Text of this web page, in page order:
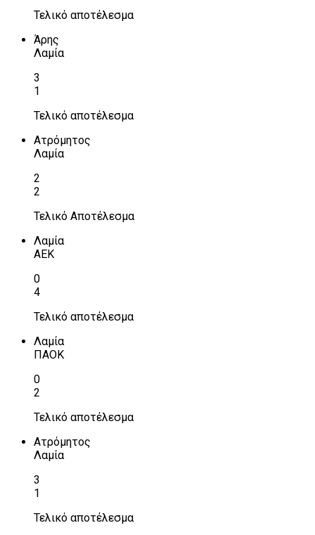
Τελικό αποτέλεσμα
Άρης
Λαμία
3
1
Τελικό αποτέλεσμα
Ατρόμητος
Λαμία
2
2
Τελικό Αποτέλεσμα
Λαμία
ΑΕΚ
0
4
Τελικό αποτέλεσμα
Λαμία
ΠΑΟΚ
0
2
Τελικό αποτέλεσμα
Ατρόμητος
Λαμία
3
1
Τελικό αποτέλεσμα